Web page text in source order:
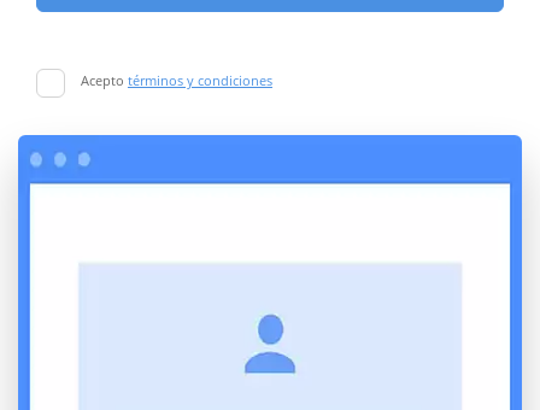
Acepto términos y condiciones